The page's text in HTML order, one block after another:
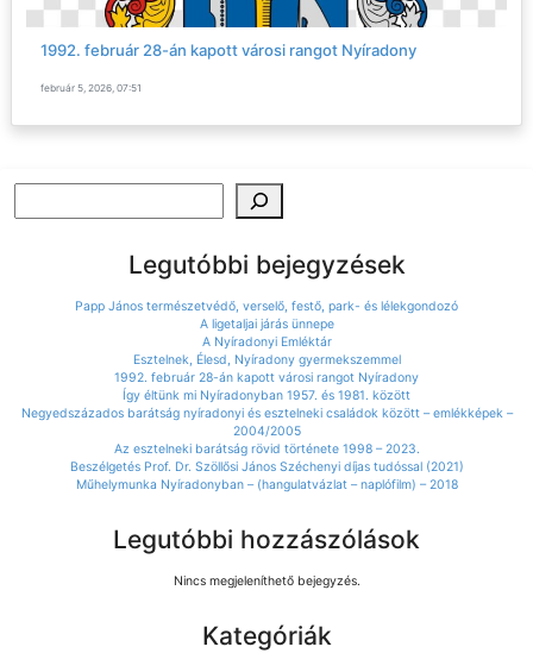
1992. február 28-án kapott városi rangot Nyíradony
február 5, 2026, 07:51
Keresés
Legutóbbi bejegyzések
Papp János természetvédő, verselő, festő, park- és lélekgondozó
A ligetaljai járás ünnepe
A Nyíradonyi Emléktár
Esztelnek, Élesd, Nyíradony gyermekszemmel
1992. február 28-án kapott városi rangot Nyíradony
Így éltünk mi Nyíradonyban 1957. és 1981. között
Negyedszázados barátság nyíradonyi és esztelneki családok között – emlékképek –
2004/2005
Az esztelneki barátság rövid története 1998 – 2023.
Beszélgetés Prof. Dr. Szöllősi János Széchenyi díjas tudóssal (2021)
Műhelymunka Nyíradonyban – (hangulatvázlat – naplófilm) – 2018
Legutóbbi hozzászólások
Nincs megjeleníthető bejegyzés.
Kategóriák